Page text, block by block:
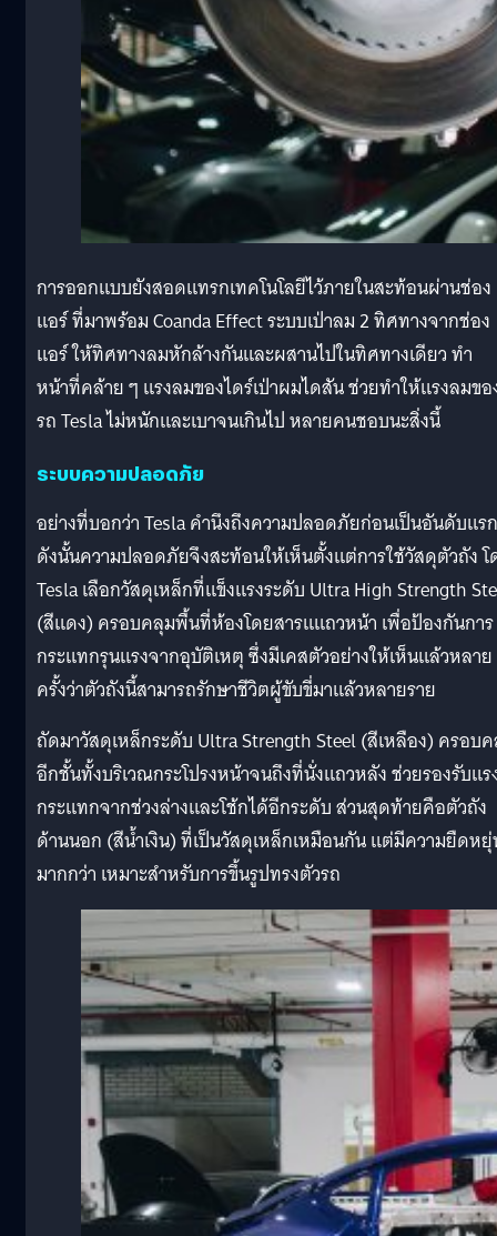
การออกแบบยังสอดแทรกเทคโนโลยีไว้ภายในสะท้อนผ่านช่อง
แอร์ ที่มาพร้อม Coanda Effect ระบบเป่าลม 2 ทิศทางจากช่อง
แอร์ ให้ทิศทางลมหักล้างกันและผสานไปในทิศทางเดียว ทำ
หน้าที่คล้าย ๆ แรงลมของไดร์เป่าผมไดสัน ช่วยทำให้แรงลมขอ
รถ Tesla ไม่หนักและเบาจนเกินไป หลายคนชอบนะสิ่งนี้
ระบบความปลอดภัย
อย่างที่บอกว่า Tesla คำนึงถึงความปลอดภัยก่อนเป็นอันดับแรก
ดังนั้นความปลอดภัยจึงสะท้อนให้เห็นตั้งแต่การใช้วัสดุตัวถัง
Tesla เลือกวัสดุเหล็กที่แข็งแรงระดับ Ultra High Strength
(สีแดง) ครอบคลุมพื้นที่ห้องโดยสารแแถวหน้า เพื่อป้องกันการ
กระแทกรุนแรงจากอุบัติเหตุ ซึ่งมีเคสตัวอย่างให้เห็นแล้วหลาย
ครั้งว่าตัวถังนี้สามารถรักษาชีวิตผู้ขับขี่มาแล้วหลายราย
ถัดมาวัสดุเหล็กระดับ Ultra Strength Steel (สีเหลือง) ครอบ
อีกชั้นทั้งบริเวณกระโปรงหน้าจนถึงที่นั่งแถวหลัง ช่วยรองรับแร
กระแทกจากช่วงล่างและโช้กได้อีกระดับ ส่วนสุดท้ายคือตัวถัง
ด้านนอก (สีน้ำเงิน) ที่เป็นวัสดุเหล็กเหมือนกัน แต่มีความยืดห
มากกว่า เหมาะสำหรับการขึ้นรูปทรงตัวรถ